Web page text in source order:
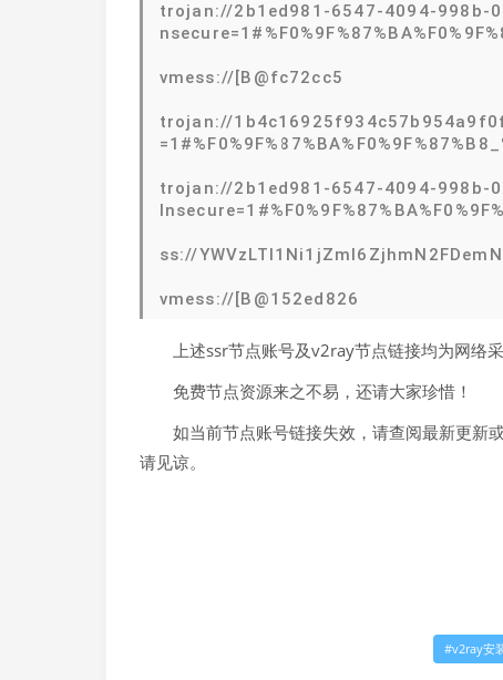
trojan://2b1ed981-6547-4094-998b-
vmess://[B@fc72cc5
trojan://
trojan://2b1ed981-6547-4094-998b-
ss://
vmess://[B@152ed826
上述ssr节点账号及v2ray节点链接均为网络
免费节点资源来之不易，还请大家珍惜！
如当前节点账号链接失效，请查阅最新更新
请见谅。
v2ray安